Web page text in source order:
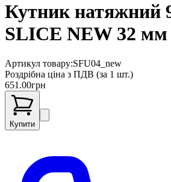
Кутник натяжний
SLICE NEW 32 мм
Артикул товару:SFU04_new
Роздрібна ціна з ПДВ (за 1 шт.)
651.00грн
Купити